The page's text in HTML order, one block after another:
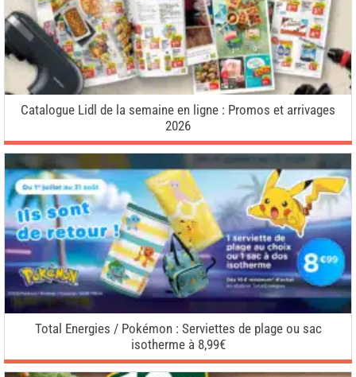
Catalogue Lidl de la semaine en ligne : Promos et arrivages
2026
Total Energies / Pokémon : Serviettes de plage ou sac
isotherme à 8,99€